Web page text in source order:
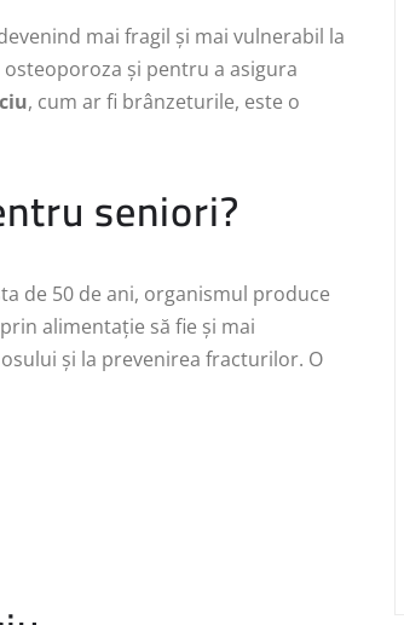
mai fragil și mai vulnerabil la
și pentru a asigura
, cum ar fi brânzeturile, este o
seniori?
de 50 de ani, organismul produce
alimentație să fie și mai
și la prevenirea fracturilor. O